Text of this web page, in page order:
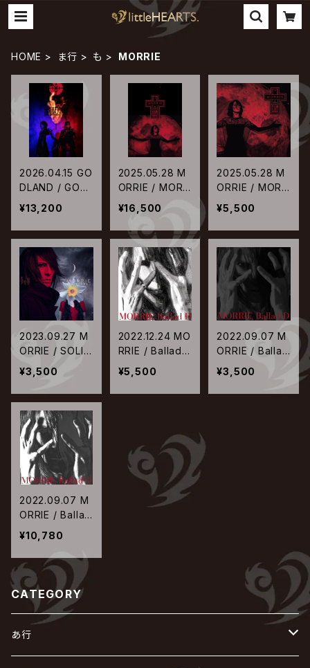
HOME ま行 も MORRIE
2026.04.15 GO
DLAND / GODL
AND【初回生産
限定盤】
¥13,200
2025.05.28 M
ORRIE / MORR
IE 60th Birthd
ay Celebratio
n FLESH FATE
FESTIVAL【初
回生産限定盤】
¥16,500
2025.05.28 M
ORRIE / MORR
IE 60th Birthd
ay Celebratio
n FLESH FATE
FESTIVAL【通
常盤】
¥5,500
2023.09.27 M
ORRIE / SOLIT
UDESⅠ: 孤絶
の歌は天溶かし
¥3,500
2022.12.24 MO
RRIE / Ballad
D【アナログ盤】
¥5,500
2022.09.07 M
ORRIE / Ballad
D【Regular Edi
tion】
¥3,500
2022.09.07 M
ORRIE / Ballad
D【Special Edit
ion】
¥10,780
CATEGORY
あ行